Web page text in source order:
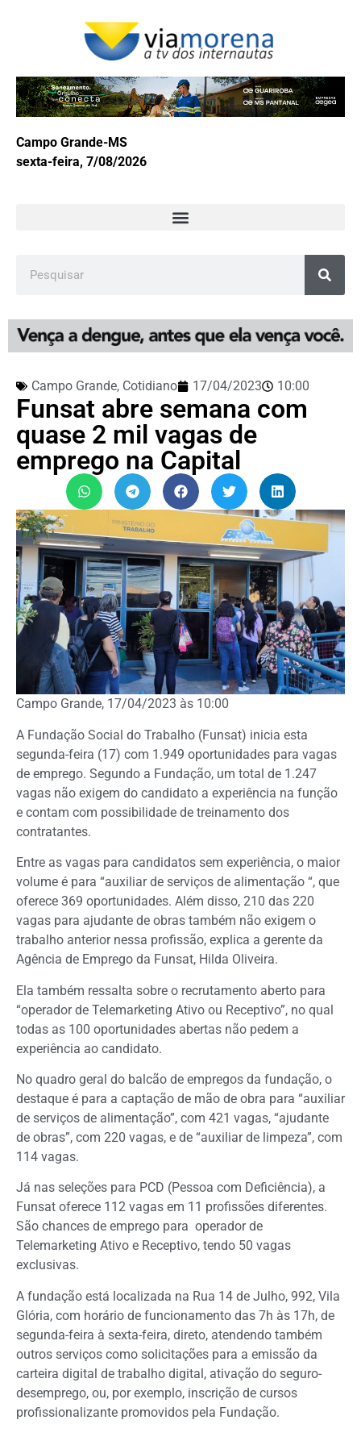
Campo Grande-MS
sexta-feira, 7/08/2026
Campo Grande, Cotidiano 17/04/2023 10:00
Funsat abre semana com
quase 2 mil vagas de
emprego na Capital
Campo Grande, 17/04/2023 às 10:00
A Fundação Social do Trabalho (Funsat) inicia esta
segunda-feira (17) com 1.949 oportunidades para vagas
de emprego. Segundo a Fundação, um total de 1.247
vagas não exigem do candidato a experiência na função
e contam com possibilidade de treinamento dos
contratantes.
Entre as vagas para candidatos sem experiência, o maior
volume é para “auxiliar de serviços de alimentação “, que
oferece 369 oportunidades. Além disso, 210 das 220
vagas para ajudante de obras também não exigem o
trabalho anterior nessa profissão, explica a gerente da
Agência de Emprego da Funsat, Hilda Oliveira.
Ela também ressalta sobre o recrutamento aberto para
“operador de Telemarketing Ativo ou Receptivo”, no qual
todas as 100 oportunidades abertas não pedem a
experiência ao candidato.
No quadro geral do balcão de empregos da fundação, o
destaque é para a captação de mão de obra para “auxiliar
de serviços de alimentação”, com 421 vagas, “ajudante
de obras”, com 220 vagas, e de “auxiliar de limpeza”, com
114 vagas.
Já nas seleções para PCD (Pessoa com Deficiência), a
Funsat oferece 112 vagas em 11 profissões diferentes.
São chances de emprego para operador de
Telemarketing Ativo e Receptivo, tendo 50 vagas
exclusivas.
A fundação está localizada na Rua 14 de Julho, 992, Vila
Glória, com horário de funcionamento das 7h às 17h, de
segunda-feira à sexta-feira, direto, atendendo também
outros serviços como solicitações para a emissão da
carteira digital de trabalho digital, ativação do seguro-
desemprego, ou, por exemplo, inscrição de cursos
profissionalizante promovidos pela Fundação.